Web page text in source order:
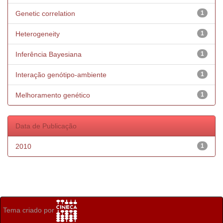
1
Genetic correlation
1
Heterogeneity
1
Inferência Bayesiana
1
Interação genótipo-ambiente
1
Melhoramento genético
Data de Publicação
1
2010
Tema criado por